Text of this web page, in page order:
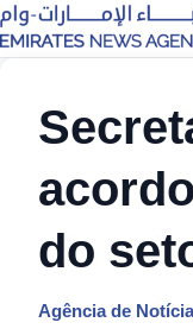
do
Agência de